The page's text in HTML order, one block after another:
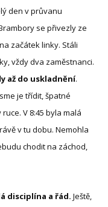
den v průvanu
se přivezly ze
začátek linky. Stáli
vždy dva zaměstnanci.
až do uskladnění.
je třídit, špatné
V 8:45 byla malá
v tu dobu. Nemohla
chodit na záchod,
disciplína a řád. Ještě,